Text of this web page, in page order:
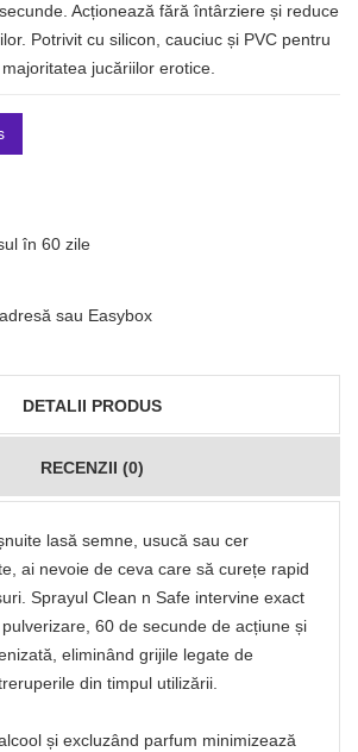
Acționează fără întârziere și reduce
Potrivit cu silicon, cauciuc și PVC pentru
jucăriilor erotice.
în 60 zile
sau Easybox
DETALII PRODUS
RECENZII (0)
lasă semne, usucă sau cer
ai nevoie de ceva care să curețe rapid
Sprayul Clean n Safe intervine exact
60 de secunde de acțiune și
eliminând grijile legate de
din timpul utilizării.
și excluzând parfum minimizează